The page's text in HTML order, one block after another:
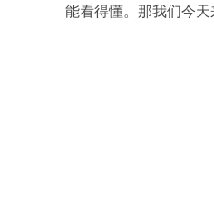
能看得懂。那我们今